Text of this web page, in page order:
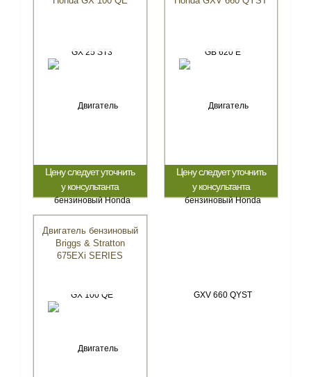
Цену следует уточнить
у консультанта
Цену следует уточнить
у консультанта
Двигатель бензиновый
Briggs & Stratton
675EXi SERIES